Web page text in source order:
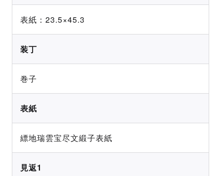
表紙：23.5×45.3
装丁
巻子
表紙
縹地瑞雲宝尽文緞子表紙
見返1